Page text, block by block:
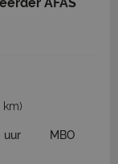
km)
uur MBO